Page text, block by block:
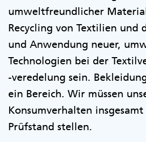
umweltfreundlicher
Recycling von Textilien und
und Anwendung neuer,
Technologien bei der
-veredelung sein.
ein Bereich. Wir müssen
Konsumverhalten
Prüfstand stellen.